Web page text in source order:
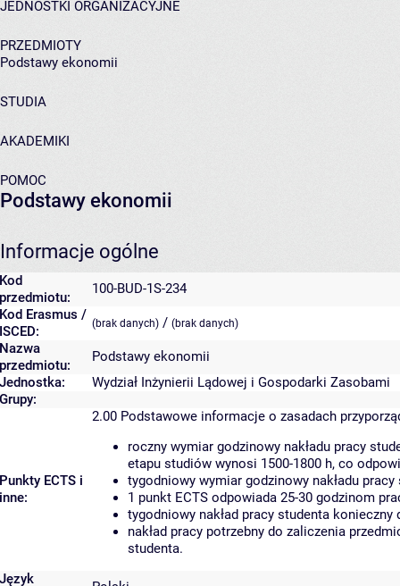
JEDNOSTKI ORGANIZACYJNE
PRZEDMIOTY
Podstawy ekonomii
STUDIA
AKADEMIKI
POMOC
Podstawy ekonomii
Informacje ogólne
Kod
przedmiotu:
100-BUD-1S-234
Kod Erasmus /
ISCED:
(brak danych) / (brak danych)
Nazwa
przedmiotu:
Podstawy ekonomii
Jednostka:
Wydział Inżynierii Lądowej i Gospodarki Zasobami
Grupy:
Punkty ECTS i
inne:
2.00 Podstawowe informacje o zasadach
roczny wymiar godzinowy nakładu pracy
etapu studiów wynosi 1500-1800 h, co
tygodniowy wymiar godzinowy nakładu
1 punkt ECTS odpowiada 25-30 godzinom
tygodniowy nakład pracy studenta
nakład pracy potrzebny do zaliczenia
studenta.
Język